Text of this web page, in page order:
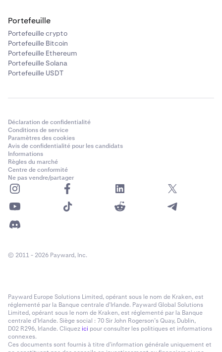
Portefeuille
Portefeuille crypto
Portefeuille Bitcoin
Portefeuille Ethereum
Portefeuille Solana
Portefeuille USDT
Déclaration de confidentialité
Conditions de service
Paramètres des cookies
Avis de confidentialité pour les candidats
Informations
Règles du marché
Centre de conformité
Ne pas vendre/partager
© 2011 - 2026 Payward, Inc.
Payward Europe Solutions Limited, opérant sous le nom de Kraken, est
réglementé par la Banque centrale d’Irlande. Payward Global Solutions
Limited, opérant sous le nom de Kraken, est réglementé par la Banque
centrale d’Irlande. Siège social : 70 Sir John Rogerson’s Quay, Dublin,
D02 R296, Irlande. Cliquezici pour consulter les politiques et informations
connexes.
Ces documents sont fournis à titre d’information générale uniquement et